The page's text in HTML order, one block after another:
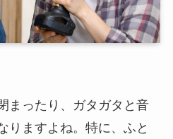
まったり、ガタガタと音
りますよね。特に、ふと